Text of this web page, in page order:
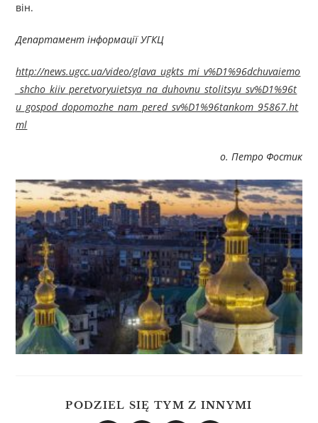
він.
Департамент інформації УГКЦ
http://news.ugcc.ua/video/glava_ugkts_mi_v%D1%96dchuvaiemo
_shcho_kiiv_peretvoryuietsya_na_duhovnu_stolitsyu_sv%D1%96t
u_gospod_dopomozhe_nam_pered_sv%D1%96tankom_95867.ht
ml
о. Петро Фостик
PODZIEL SIĘ TYM Z INNYMI